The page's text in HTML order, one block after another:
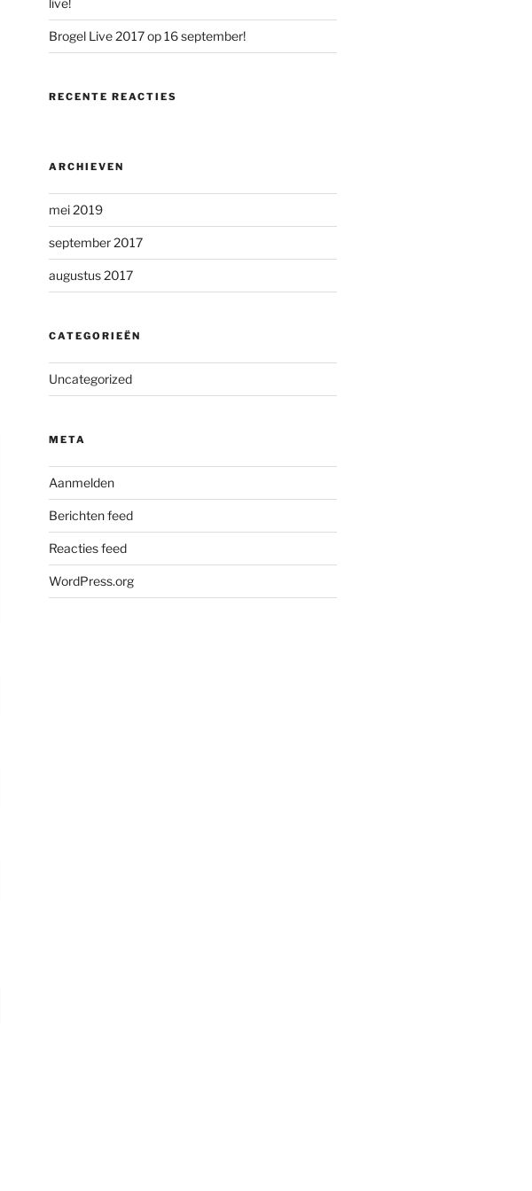
live!
Brogel Live 2017 op 16 september!
RECENTE REACTIES
ARCHIEVEN
mei 2019
september 2017
augustus 2017
CATEGORIEËN
Uncategorized
META
Aanmelden
Berichten feed
Reacties feed
WordPress.org